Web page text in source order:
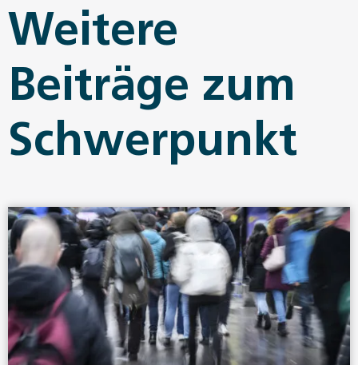
Weitere
Beiträge zum
Schwerpunkt